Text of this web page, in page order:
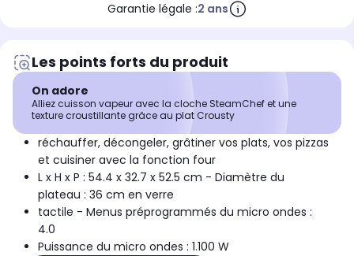
Garantie légale :2 ans
Les points forts du produit
On adore
Alliez cuisson vapeur avec la cloche SteamChef et une
texture croustillante grâce au plat Crousty
réchauffer, décongeler, grâtiner vos plats, vos pizzas
et cuisiner avec la fonction four
L x H x P : 54.4 x 32.7 x 52.5 cm - Diamètre du
plateau : 36 cm en verre
tactile - Menus préprogrammés du micro ondes :
4.0
Puissance du micro ondes : 1.100 W